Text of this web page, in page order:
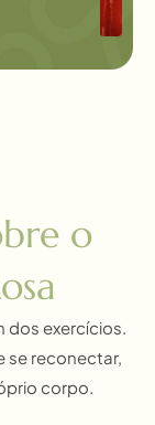
o
dos exercícios.
se reconectar,
corpo.